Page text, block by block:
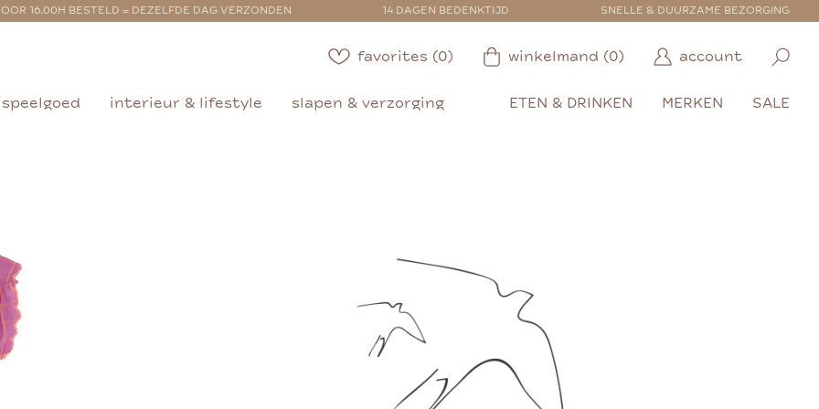
16.00H BESTELD = DEZELFDE DAG VERZONDEN 14 DAGEN BEDENKTIJD SNELLE & DUURZAME BEZORGING
favorites (0) winkelmand (0) account
speelgoed interieur & lifestyle slapen & verzorging ETEN & DRINKEN MERKEN SALE